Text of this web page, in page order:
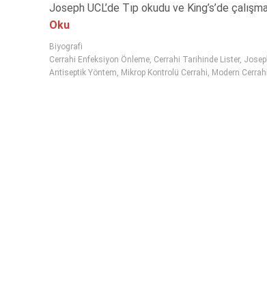
Joseph UCL’de Tıp okudu ve King’s’de
Oku
Biyografi
Cerrahi Enfeksiyon Önleme, Cerrahi Tarihinde Lister,
Antiseptik Yöntem, Mikrop Kontrolü Cerrahi, Modern